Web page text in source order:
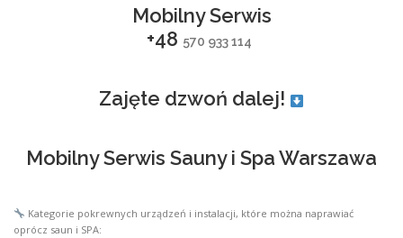
Mobilny Serwis
+48 570 933 114
Zajęte dzwoń dalej!
Mobilny Serwis Sauny i Spa Warszawa
Kategorie pokrewnych urządzeń i instalacji, które można naprawiać
oprócz saun i SPA: